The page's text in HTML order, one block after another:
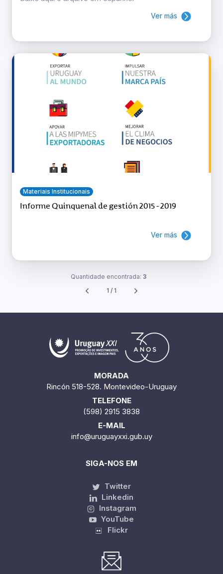
Ver más
Materiais Institucionais
Informe Quinquenal de gestión 2015 - 2019
Ver más
Quantidade encontrada: 3
1 / 1
MORADA
Rincón 518-528. Montevideo-Uruguay
TELEFONE
(598) 2915 3838
E-MAIL
info@uruguayxxi.gub.uy
SIGA-NOS EM
Twitter
Linkedin
Instagram
YouTube
Flickr